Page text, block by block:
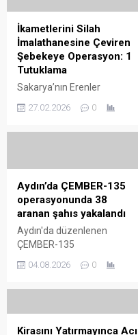
İkametlerini Silah
İmalathanesine Çeviren
Şebekeye Operasyon: 1
Tutuklama
Sakarya’nın Erenler
imalathanesine
operasyonda çok sayıda
silah ve mühimmat ele
geçirildi. Operasyonda ele
geçirilen kalem şeklindeki
suikast silahı ...
27.02.2026 0
Aydın’da ÇEMBER-135
operasyonunda 38
aranan şahıs yakalandı
Aydın'da düzenlenen
ÇEMBER-135
şahıs yakalandı; çalışmaların
04.08.2026 0
Kirasını Yatırmayınca Acı